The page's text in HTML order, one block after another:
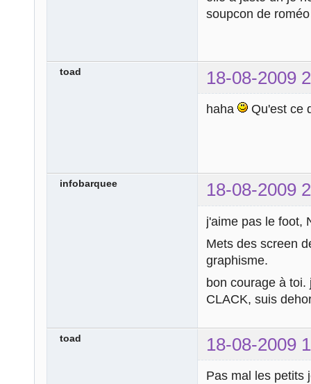
soupcon de
toad 18-08-2009
haha Qu'est ce
infobarquee 18-08-2009
j'aime pas le foot,
Mets des screen
graphisme.
bon courage à
CLACK, suis
toad 18-08-2009
Pas mal les petits